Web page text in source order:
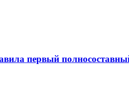
первый